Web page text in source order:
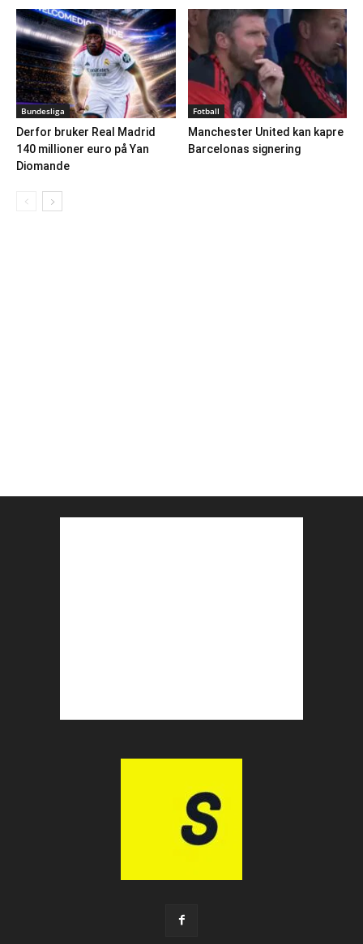
Bundesliga
Derfor bruker Real Madrid
140 millioner euro på Yan
Diomande
Fotball
Manchester United kan kapre
Barcelonas signering